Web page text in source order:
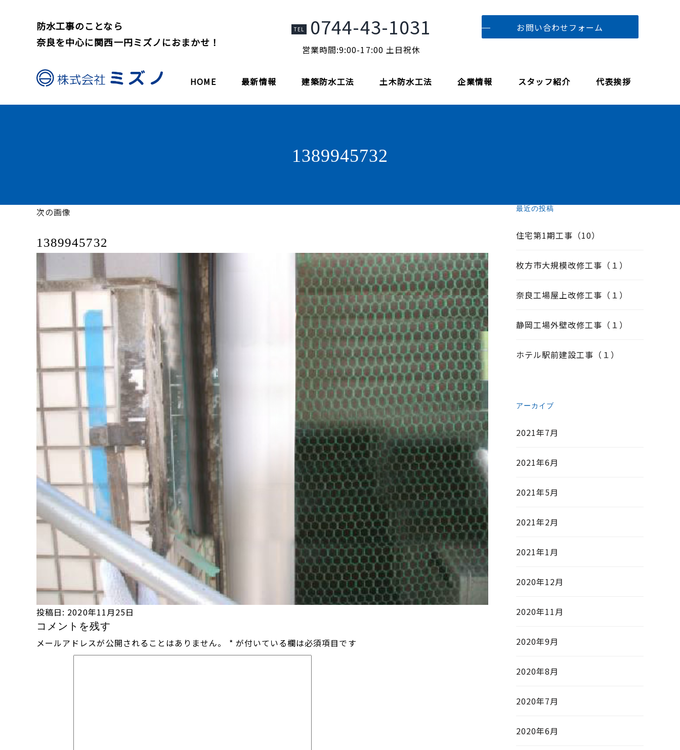
防水工事のことなら
奈良を中心に関西一円ミズノにおまかせ！
TEL 0744-43-1031
営業時間:9:00-17:00 土日祝休
お問い合わせフォーム
HOME 最新情報 建築防水工法 土木防水工法 企業情報 スタッフ紹介 代表挨拶
1389945732
次の画像
1389945732
投稿日: 2020年11月25日
コメントを残す
メールアドレスが公開されることはありません。 * が付いている欄は必須項目です
最近の投稿
住宅第1期工事（10）
枚方市大規模改修工事（１）
奈良工場屋上改修工事（１）
静岡工場外壁改修工事（１）
ホテル駅前建設工事（１）
アーカイブ
2021年7月
2021年6月
2021年5月
2021年2月
2021年1月
2020年12月
2020年11月
2020年9月
2020年8月
2020年7月
2020年6月